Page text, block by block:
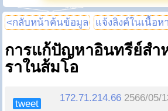
<กลับหน้าค้นข้อมูล แจ้งลิงค์ในเนื้อห
การแก้ปัญหาอินทรีย์สำ
ราในส้มโอ
tweet
172.71.214.66 2566/05/